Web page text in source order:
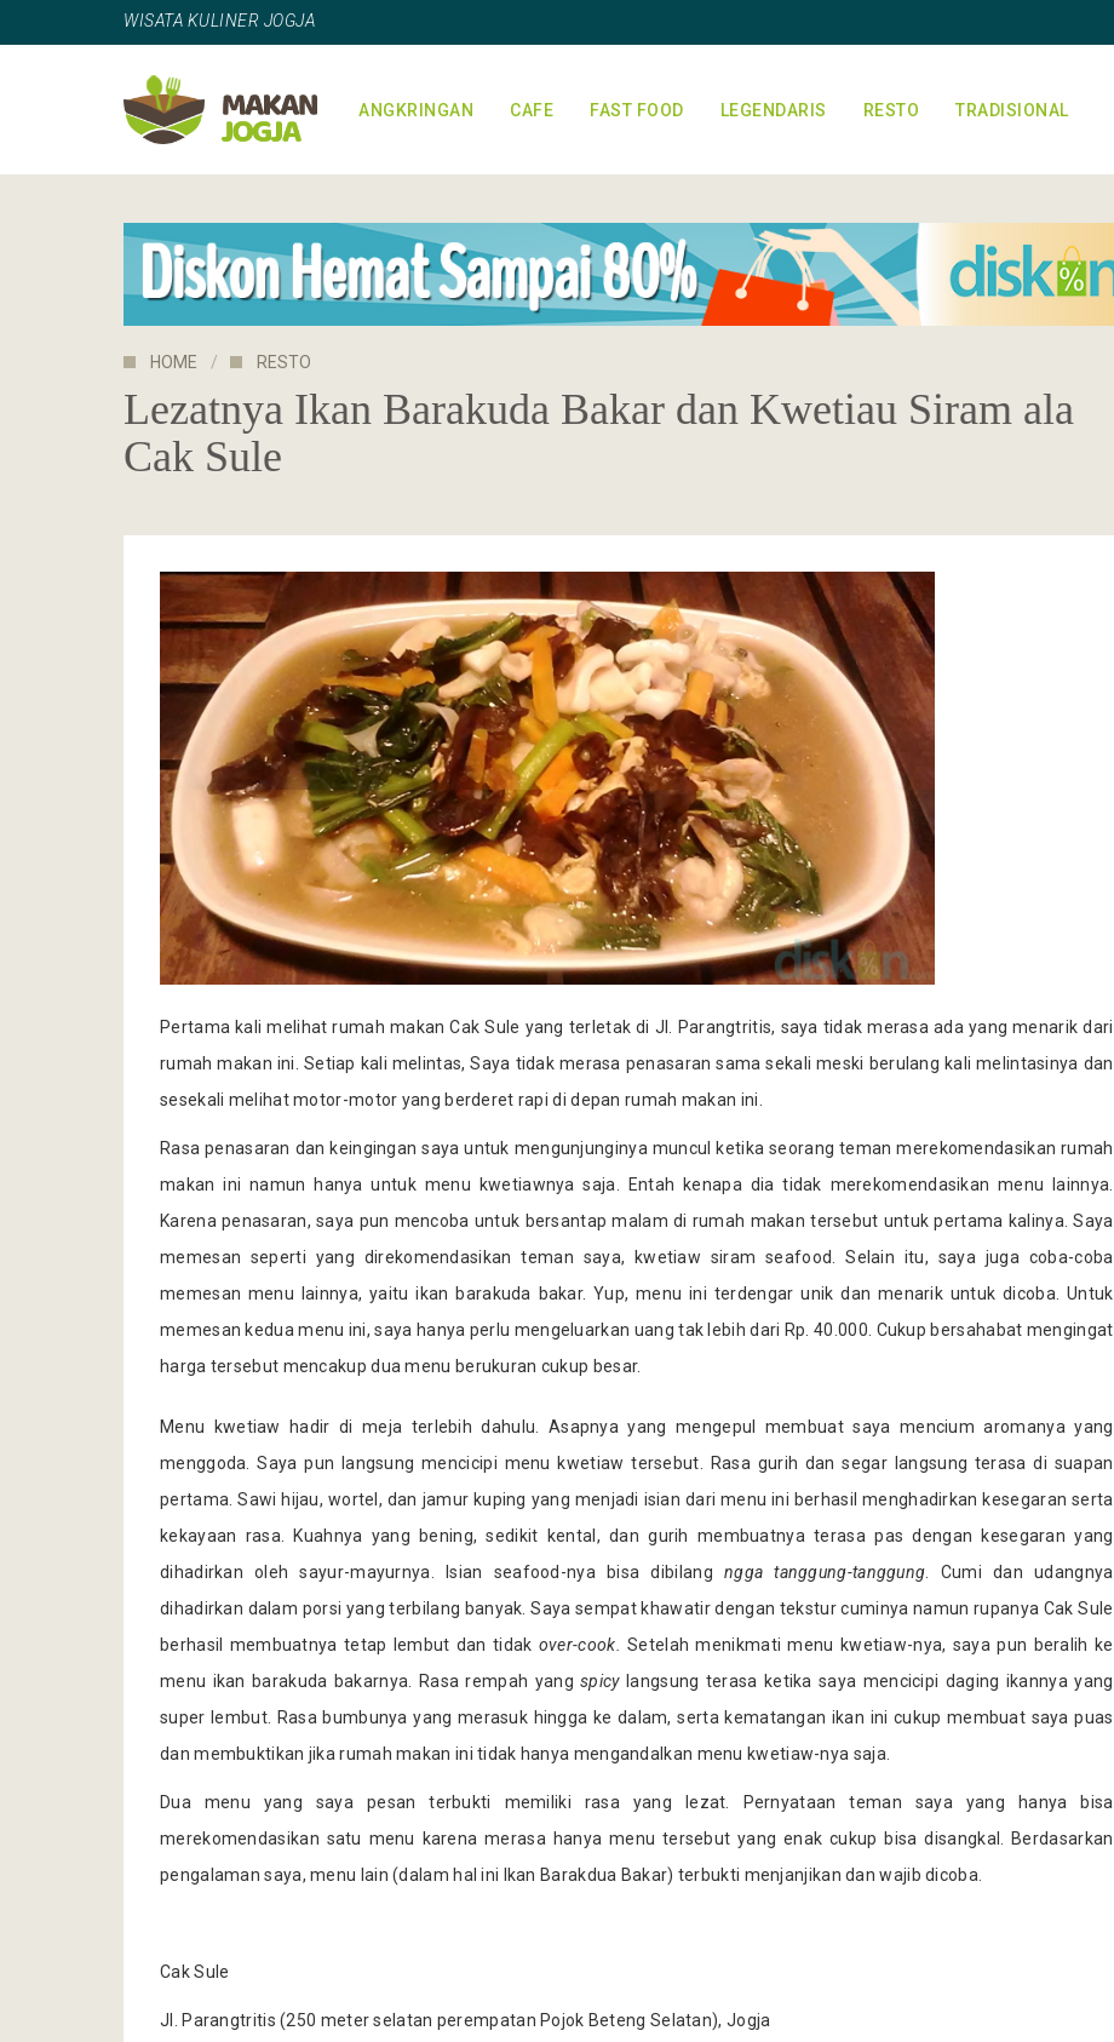
WISATA KULINER JOGJA
ANGKRINGAN CAFE FAST FOOD LEGENDARIS RESTO TRADISIONAL
HOME RESTO
Lezatnya Ikan Barakuda Bakar dan Kwetiau Siram ala
Cak Sule
Pertama kali melihat rumah makan Cak Sule yang terletak di Jl. Parangtritis, saya tidak merasa ada yang menarik dari
rumah makan ini. Setiap kali melintas, Saya tidak merasa penasaran sama sekali meski berulang kali melintasinya dan
sesekali melihat motor-motor yang berderet rapi di depan rumah makan ini.
Rasa penasaran dan keingingan saya untuk mengunjunginya muncul ketika seorang teman merekomendasikan rumah
makan ini namun hanya untuk menu kwetiawnya saja. Entah kenapa dia tidak merekomendasikan menu lainnya.
Karena penasaran, saya pun mencoba untuk bersantap malam di rumah makan tersebut untuk pertama kalinya. Saya
memesan seperti yang direkomendasikan teman saya, kwetiaw siram seafood. Selain itu, saya juga coba-coba
memesan menu lainnya, yaitu ikan barakuda bakar. Yup, menu ini terdengar unik dan menarik untuk dicoba. Untuk
memesan kedua menu ini, saya hanya perlu mengeluarkan uang tak lebih dari Rp. 40.000. Cukup bersahabat mengingat
harga tersebut mencakup dua menu berukuran cukup besar.
Menu kwetiaw hadir di meja terlebih dahulu. Asapnya yang mengepul membuat saya mencium aromanya yang
menggoda. Saya pun langsung mencicipi menu kwetiaw tersebut. Rasa gurih dan segar langsung terasa di suapan
pertama. Sawi hijau, wortel, dan jamur kuping yang menjadi isian dari menu ini berhasil menghadirkan kesegaran serta
kekayaan rasa. Kuahnya yang bening, sedikit kental, dan gurih membuatnya terasa pas dengan kesegaran yang
dihadirkan oleh sayur-mayurnya. Isian seafood-nya bisa dibilang ngga tanggung-tanggung. Cumi dan udangnya
dihadirkan dalam porsi yang terbilang banyak. Saya sempat khawatir dengan tekstur cuminya namun rupanya Cak Sule
berhasil membuatnya tetap lembut dan tidak over-cook.Setelah menikmati menu kwetiaw-nya, saya pun beralih ke
menu ikan barakuda bakarnya. Rasa rempah yangspicy langsung terasa ketika saya mencicipi daging ikannya yang
super lembut. Rasa bumbunya yang merasuk hingga ke dalam, serta kematangan ikan ini cukup membuat saya puas
dan membuktikan jika rumah makan ini tidak hanya mengandalkan menu kwetiaw-nya saja.
Dua menu yang saya pesan terbukti memiliki rasa yang lezat. Pernyataan teman saya yang hanya bisa
merekomendasikan satu menu karena merasa hanya menu tersebut yang enak cukup bisa disangkal. Berdasarkan
pengalaman saya, menu lain (dalam hal ini Ikan Barakdua Bakar) terbukti menjanjikan dan wajib dicoba.
Cak Sule
Jl. Parangtritis (250 meter selatan perempatan Pojok Beteng Selatan), Jogja